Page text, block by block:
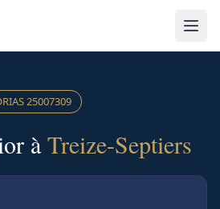
25007309
àTreize-Septiers